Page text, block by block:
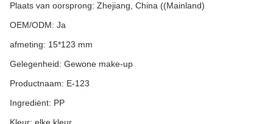
Plaats van oorsprong: Zhejiang, China ((Mainland)
OEM/ODM: Ja
afmeting: 15*123 mm
Gelegenheid: Gewone make-up
Productnaam: E-123
Ingrediënt: PP